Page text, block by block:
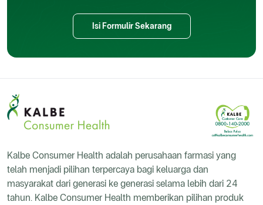
Isi Formulir Sekarang
Kalbe Consumer Health adalah perusahaan farmasi yang
telah menjadi pilihan terpercaya bagi keluarga dan
masyarakat dari generasi ke generasi selama lebih dari 24
tahun. Kalbe Consumer Health memberikan pilihan produk